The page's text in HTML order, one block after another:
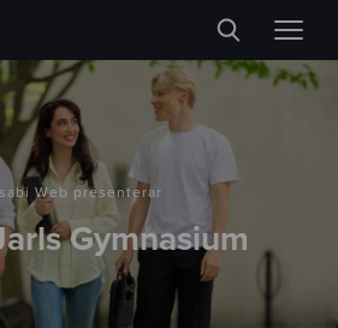
Web presenterar
Gymnasium